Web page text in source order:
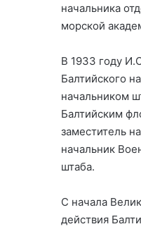
начальника
морской
В 1933 году
Балтийского
начальником
Балтийским
заместитель
начальник
штаба.
С начала
действия